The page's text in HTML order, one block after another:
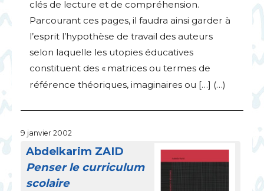
clés de lecture et de compréhension.
Parcourant ces pages, il faudra ainsi garder à
l’esprit l’hypothèse de travail des auteurs
selon laquelle les utopies éducatives
constituent des « matrices ou termes de
référence théoriques, imaginaires ou […] (…)
9 janvier 2002
Abdelkarim ZAID
Penser le curriculum
scolaire